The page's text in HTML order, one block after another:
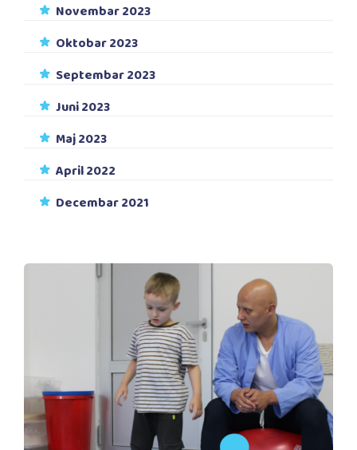
Novembar 2023
Oktobar 2023
Septembar 2023
Juni 2023
Maj 2023
April 2022
Decembar 2021